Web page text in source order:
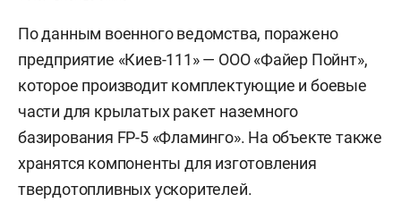
По данным военного ведомства, поражено
предприятие «Киев-111» — ООО «Файер Пойнт»,
которое производит комплектующие и боевые
части для крылатых ракет наземного
базирования FP-5 «Фламинго». На объекте также
хранятся компоненты для изготовления
твердотопливных ускорителей.